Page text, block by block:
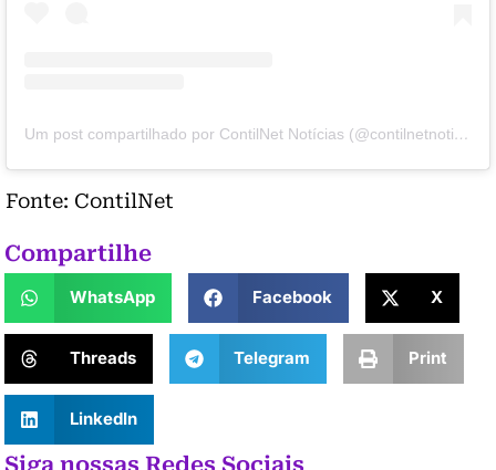
Um post compartilhado por ContilNet Notícias (@contilnetnoticias)
Fonte: ContilNet
Compartilhe
WhatsApp Facebook X
Threads Telegram Print
LinkedIn
Siga nossas Redes Sociais